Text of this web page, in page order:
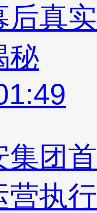
后真
秘
集团
营执